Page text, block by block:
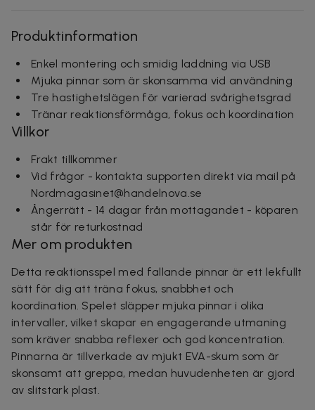
Produktinformation
Enkel montering och smidig laddning via USB
Mjuka pinnar som är skonsamma vid användning
Tre hastighetslägen för varierad svårighetsgrad
Tränar reaktionsförmåga, fokus och koordination
Villkor
Frakt tillkommer
Vid frågor - kontakta supporten direkt via mail på
Nordmagasinet@handelnova.se
Ångerrätt - 14 dagar från mottagandet - köparen
står för returkostnad
Mer om produkten
Detta reaktionsspel med fallande pinnar är ett lekfullt
sätt för dig att träna fokus, snabbhet och
koordination. Spelet släpper mjuka pinnar i olika
intervaller, vilket skapar en engagerande utmaning
som kräver snabba reflexer och god koncentration.
Pinnarna är tillverkade av mjukt EVA-skum som är
skonsamt att greppa, medan huvudenheten är gjord
av slitstark plast.